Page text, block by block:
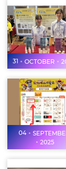
31 OCTOBER
04
2025